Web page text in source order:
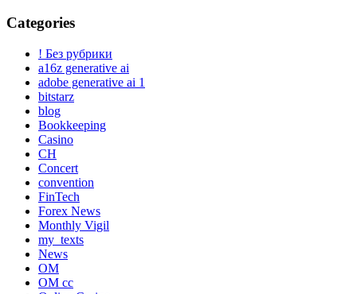
Categories
! Без рубрики
a16z generative ai
adobe generative ai 1
bitstarz
blog
Bookkeeping
Casino
CH
Concert
convention
FinTech
Forex News
Monthly Vigil
my_texts
News
OM
OM cc